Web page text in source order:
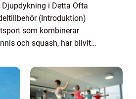
Djupdykning i Detta Ofta
(Introduktion)
som kombinerar
och squash, har blivit
växande sporterna lockar